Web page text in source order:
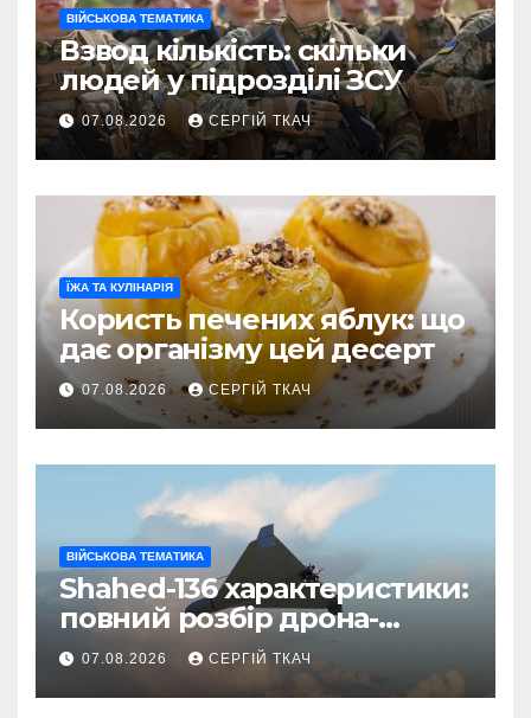
ВІЙСЬКОВА ТЕМАТИКА
Взвод кількість: скільки
людей у підрозділі ЗСУ
07.08.2026 СЕРГІЙ ТКАЧ
ЇЖА ТА КУЛІНАРІЯ
Користь печених яблук: що
дає організму цей десерт
07.08.2026 СЕРГІЙ ТКАЧ
ВІЙСЬКОВА ТЕМАТИКА
Shahed-136 характеристики:
повний розбір дрона-
камікадзе
07.08.2026 СЕРГІЙ ТКАЧ